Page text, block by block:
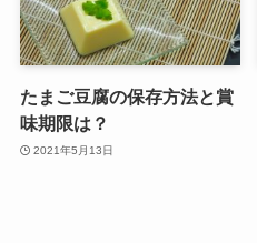
たまご豆腐の保存方法と賞
味期限は？
2021年5月13日